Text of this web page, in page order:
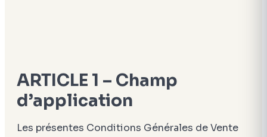
ARTICLE 1 – Champ
d’application
Les présentes Conditions Générales de Vente